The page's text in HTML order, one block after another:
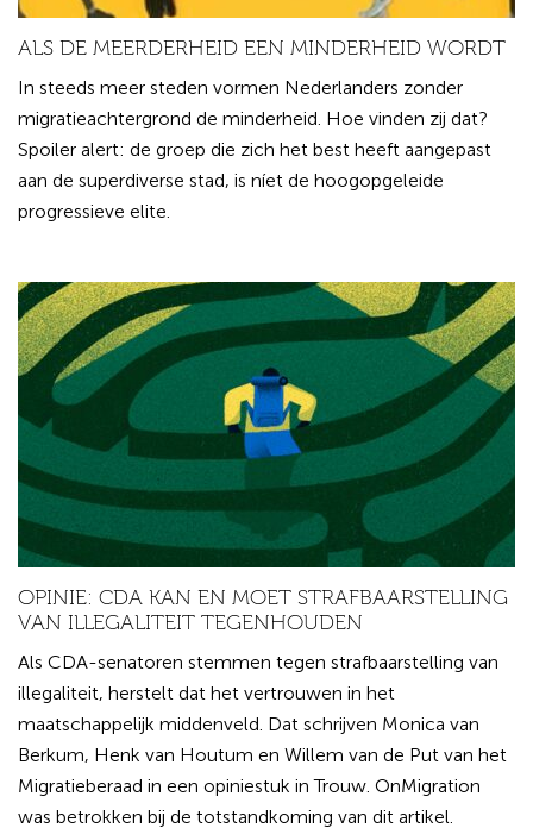
ALS DE MEERDERHEID EEN MINDERHEID WORDT
In steeds meer steden vormen Nederlanders zonder
migratieachtergrond de minderheid. Hoe vinden zij dat?
Spoiler alert: de groep die zich het best heeft aangepast
aan de superdiverse stad, is níet de hoogopgeleide
progressieve elite.
OPINIE: CDA KAN EN MOET STRAFBAARSTELLING
VAN ILLEGALITEIT TEGENHOUDEN
Als CDA-senatoren stemmen tegen strafbaarstelling van
illegaliteit, herstelt dat het vertrouwen in het
maatschappelijk middenveld. Dat schrijven Monica van
Berkum, Henk van Houtum en Willem van de Put van het
Migratieberaad in een opiniestuk in Trouw. OnMigration
was betrokken bij de totstandkoming van dit artikel.